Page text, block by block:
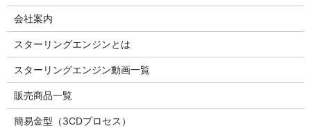
会社案内
スターリングエンジンとは
スターリングエンジン動画一覧
販売商品一覧
簡易金型（3CDプロセス）